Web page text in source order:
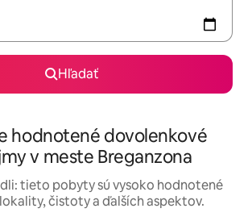
Hľadať
hodnotené dovolenkové
v meste Breganzona
tieto pobyty sú vysoko hodnotené
čistoty a ďalších aspektov.